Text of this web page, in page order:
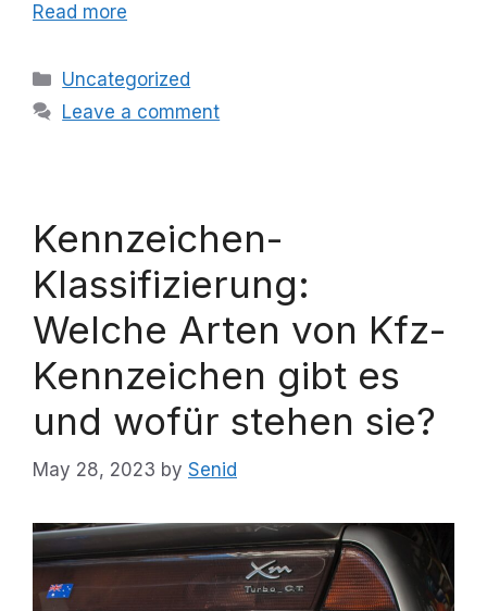
Read more
Categories
Uncategorized
Leave a comment
Kennzeichen-
Klassifizierung:
Welche Arten von Kfz-
Kennzeichen gibt es
und wofür stehen sie?
May 28, 2023 by Senid